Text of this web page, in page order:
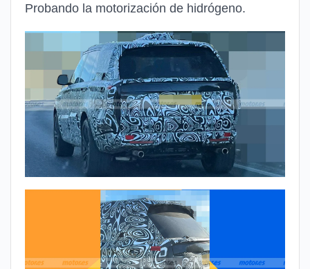
Probando la motorización de hidrógeno.